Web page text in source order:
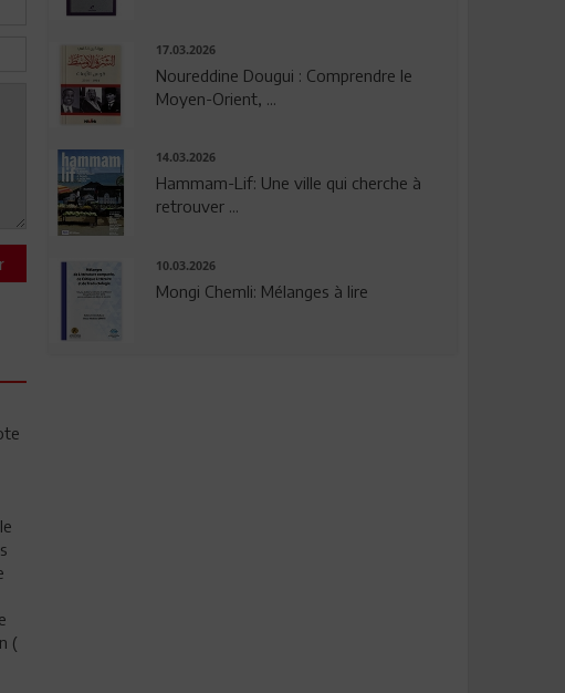
(
17.03.2026
Noureddine Dougui : Comprendre le
Moyen-Orient, ...
14.03.2026
Hammam-Lif: Une ville qui cherche à
retrouver ...
10.03.2026
Mongi Chemli: Mélanges à lire